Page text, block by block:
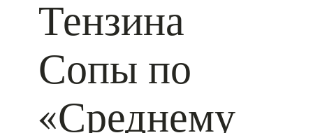
Тензина
Сопы по
«Среднему